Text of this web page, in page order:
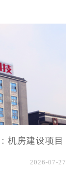
机房建设项目
2026-07-27